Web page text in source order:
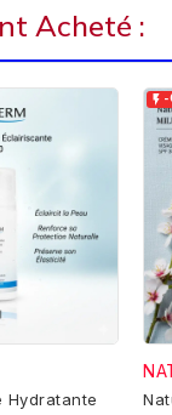
Acheté :
Hydratante
 -